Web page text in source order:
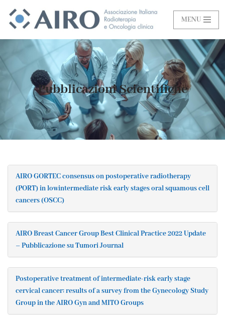
Vai
al
contenuto
MENU
Pubblicazioni Scientifiche
AIRO GORTEC consensus on postoperative radiotherapy
(PORT) in lowintermediate risk early stages oral squamous cell
cancers (OSCC)
AIRO Breast Cancer Group Best Clinical Practice 2022 Update
– Pubblicazione su Tumori Journal
Postoperative treatment of intermediate-risk early stage
cervical cancer: results of a survey from the Gynecology Study
Group in the AIRO Gyn and MITO Groups